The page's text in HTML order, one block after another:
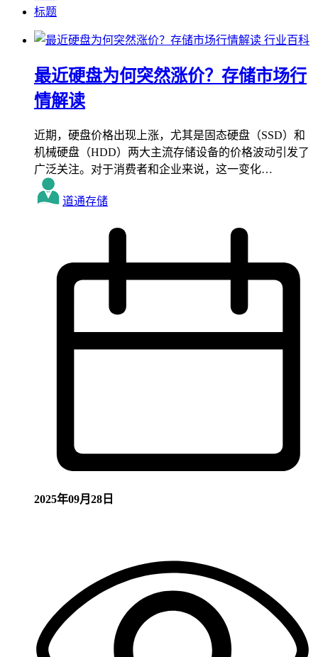
标题
行业百科
最近硬盘为何突然涨价？存储市场行
情解读
近期，硬盘价格出现上涨，尤其是固态硬盘（SSD）和
机械硬盘（HDD）两大主流存储设备的价格波动引发了
广泛关注。对于消费者和企业来说，这一变化…
道通存储
2025年09月28日